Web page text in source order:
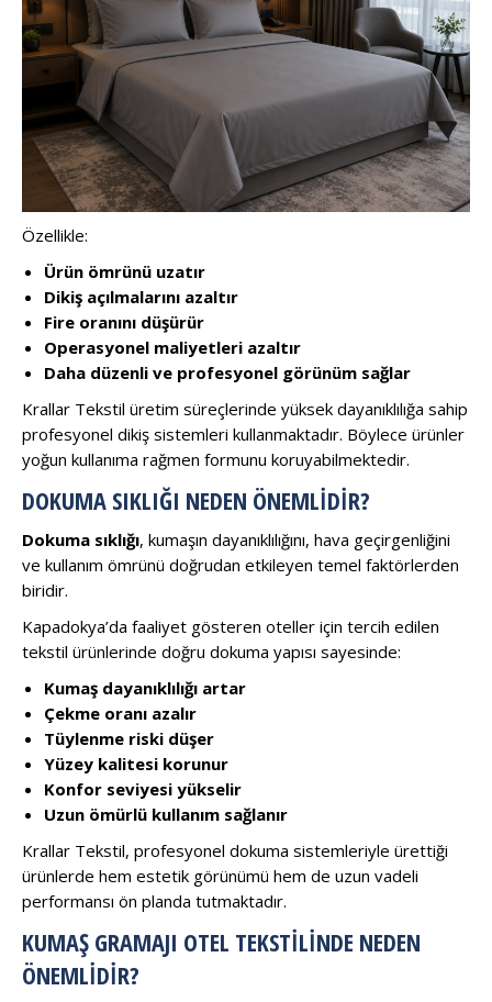
Özellikle:
Ürün ömrünü uzatır
Dikiş açılmalarını azaltır
Fire oranını düşürür
Operasyonel maliyetleri azaltır
Daha düzenli ve profesyonel görünüm sağlar
Krallar Tekstil üretim süreçlerinde yüksek dayanıklılığa sahip
profesyonel dikiş sistemleri kullanmaktadır. Böylece ürünler
yoğun kullanıma rağmen formunu koruyabilmektedir.
DOKUMA SIKLIĞI NEDEN ÖNEMLIDIR?
Dokuma sıklığı, kumaşın dayanıklılığını, hava geçirgenliğini
ve kullanım ömrünü doğrudan etkileyen temel faktörlerden
biridir.
Kapadokya’da faaliyet gösteren oteller için tercih edilen
tekstil ürünlerinde doğru dokuma yapısı sayesinde:
Kumaş dayanıklılığı artar
Çekme oranı azalır
Tüylenme riski düşer
Yüzey kalitesi korunur
Konfor seviyesi yükselir
Uzun ömürlü kullanım sağlanır
Krallar Tekstil, profesyonel dokuma sistemleriyle ürettiği
ürünlerde hem estetik görünümü hem de uzun vadeli
performansı ön planda tutmaktadır.
KUMAŞ GRAMAJI OTEL TEKSTILINDE NEDEN
ÖNEMLIDIR?